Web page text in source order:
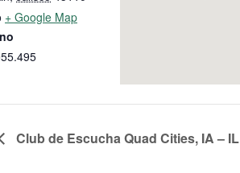
+ Google Map
Club de Escucha Quad Cities, IA – IL